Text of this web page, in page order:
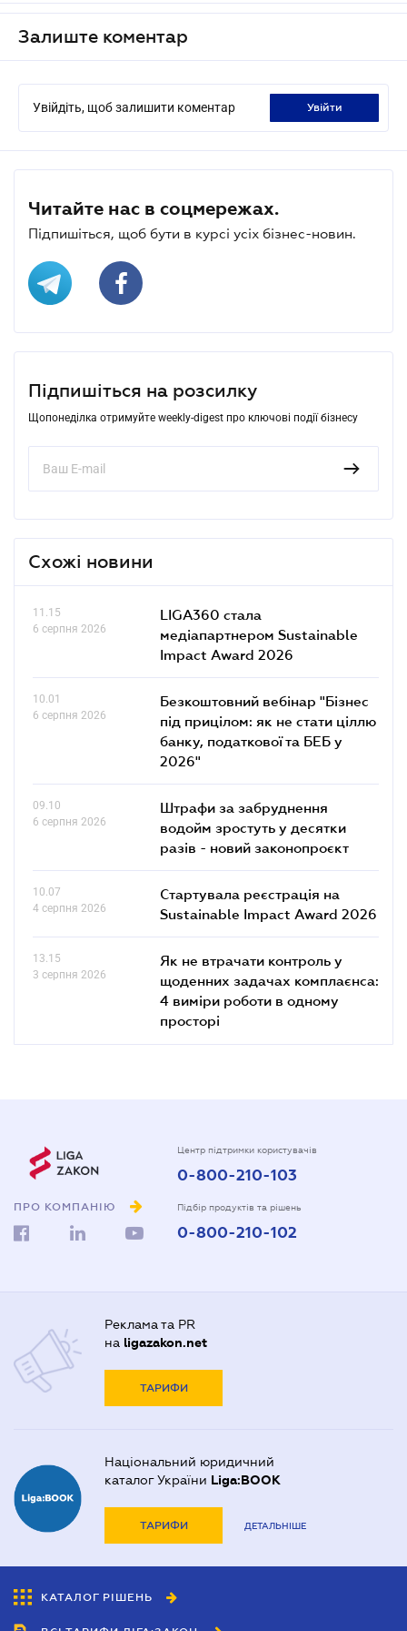
Залиште коментар
Увійдіть, щоб залишити коментар увійти
Читайте нас в соцмережах.
Підпишіться, щоб бути в курсі усіх бізнес-новин.
Підпишіться на розсилку
Щопонеділка отримуйте weekly-digest про ключові події бізнесу
Схожі новини
11.15
6 серпня 2026
LIGA360 стала
медіапартнером Sustainable
Impact Award 2026
10.01
6 серпня 2026
Безкоштовний вебінар "Бізнес
під прицілом: як не стати ціллю
банку, податкової та БЕБ у
2026"
09.10
6 серпня 2026
Штрафи за забруднення
водойм зростуть у десятки
разів - новий законопроєкт
10.07
4 серпня 2026
Стартувала реєстрація на
Sustainable Impact Award 2026
13.15
3 серпня 2026
Як не втрачати контроль у
щоденних задачах комплаєнса:
4 виміри роботи в одному
просторі
ПРО КОМПАНІЮ
Центр підтримки користувачів
0-800-210-103
Підбір продуктів та рішень
0-800-210-102
Реклама та PR
на ligazakon.net
ТАРИФИ
Національний юридичний
каталог України Liga:BOOK
ТАРИФИ ДЕТАЛЬНІШЕ
КАТАЛОГ РІШЕНЬ